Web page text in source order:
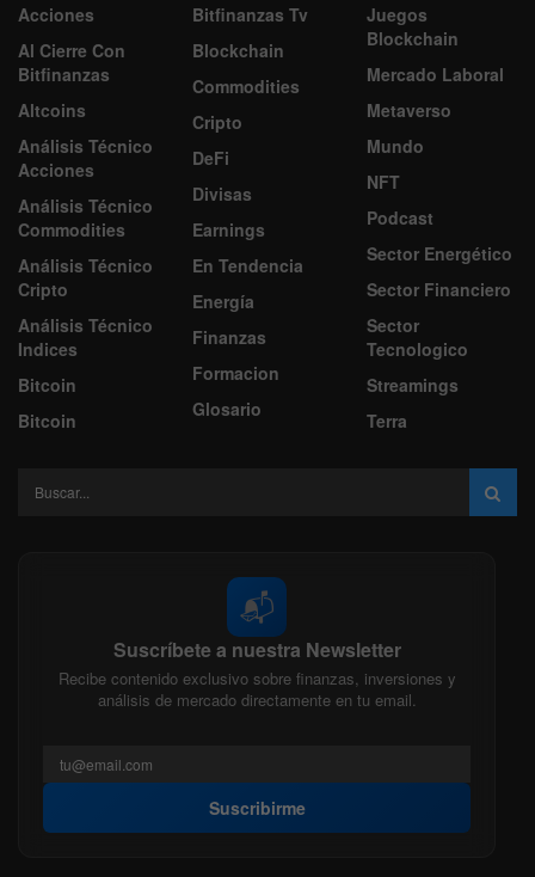
Acciones
Al Cierre Con
Bitfinanzas
Altcoins
Análisis Técnico
Acciones
Análisis Técnico
Commodities
Análisis Técnico
Cripto
Análisis Técnico
Indices
Bitcoin
Bitcoin
Bitfinanzas Tv
Blockchain
Commodities
Cripto
DeFi
Divisas
Earnings
En Tendencia
Energía
Finanzas
Formacion
Glosario
Juegos
Blockchain
Mercado Laboral
Metaverso
Mundo
NFT
Podcast
Sector Energético
Sector Financiero
Sector
Tecnologico
Streamings
Terra
📬
Suscríbete a nuestra Newsletter
Recibe contenido exclusivo sobre finanzas, inversiones y
análisis de mercado directamente en tu email.
Suscribirme